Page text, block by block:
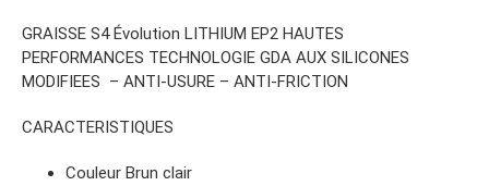
GRAISSE S4 Évolution LITHIUM EP2 HAUTES
PERFORMANCES TECHNOLOGIE GDA AUX SILICONES
MODIFIEES – ANTI-USURE – ANTI-FRICTION
CARACTERISTIQUES
Couleur Brun clair